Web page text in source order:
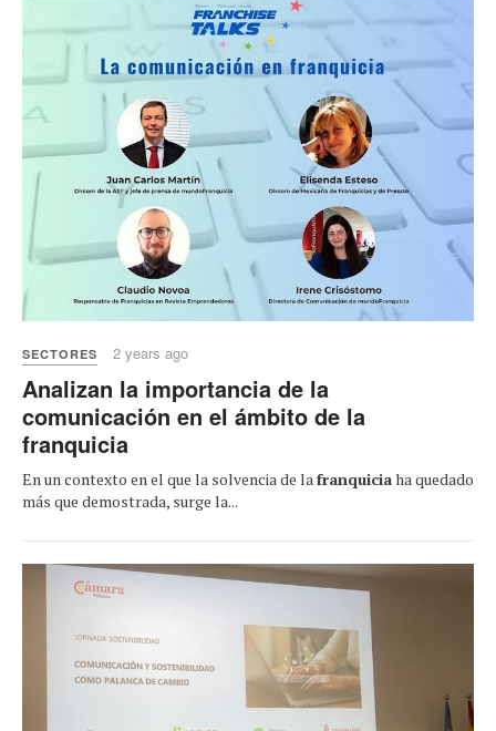
SECTORES 2 years ago
Analizan la importancia de la
comunicación en el ámbito de la
franquicia
En un contexto en el que la solvencia de lafranquiciaha quedado
más que demostrada, surge la...